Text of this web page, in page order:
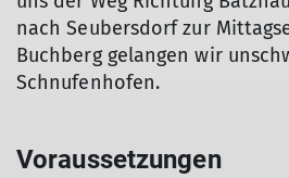
nach Seubersdorf zur
Buchberg gelangen wir
Schnufenhofen.
Voraussetzungen